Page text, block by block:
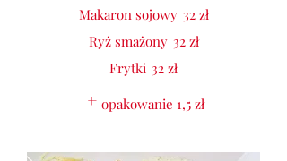
Makaron sojowy 32 zł
Ryż smażony 32 zł
Frytki 32 zł
opakowanie 1,5 zł